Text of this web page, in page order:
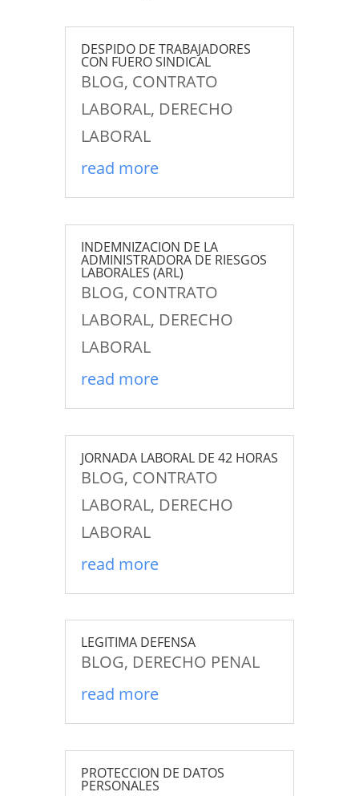
DESPIDO DE TRABAJADORES
CON FUERO SINDICAL
BLOG, CONTRATO
LABORAL, DERECHO
LABORAL
read more
INDEMNIZACION DE LA
ADMINISTRADORA DE RIESGOS
LABORALES (ARL)
BLOG, CONTRATO
LABORAL, DERECHO
LABORAL
read more
JORNADA LABORAL DE 42 HORAS
BLOG, CONTRATO
LABORAL, DERECHO
LABORAL
read more
LEGITIMA DEFENSA
BLOG, DERECHO PENAL
read more
PROTECCION DE DATOS
PERSONALES